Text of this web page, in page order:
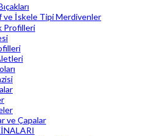
ve İskele Tipi Merdivenler
Profilleri
ve Çapalar